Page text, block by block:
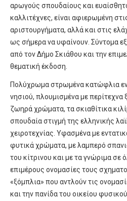
αρωγούς σπουδαίους και
καλλιτέχνες, είναι αφιερωμένη
αριστουργήματα, αλλά και στις
ως σήμερα να υφαίνουν. Σύντομα
από τον Δήμο Σκιάθου και την
θεματική έκδοση.
Πολύχρωμα στρωμένα κατώφλια
νησιού, πλουμισμένα με
ζωηρά χρώματα, τα σκιαθίτικα
σπουδαία στιγμή της ελληνικής
χειροτεχνίας. Υφασμένα με
φυτικά χρώματα, με λαμπερό
του κίτρινου και με τα γνώριμα σε
επιμέρους ονομασίες τους
«ξόμπλια» που αντλούν τις
και την πανίδα του οικείου